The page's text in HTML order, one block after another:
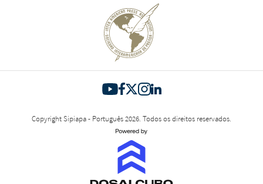
Copyright Sipiapa - Português 2026. Todos os direitos reservados.